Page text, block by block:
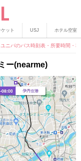
ケット USJ ホテル空室
ユニバのバス時刻表・所要時間・
ー(nearme)